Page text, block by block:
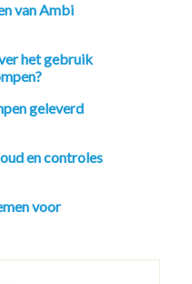
van Ambi
het gebruik
geleverd
en controles
voor